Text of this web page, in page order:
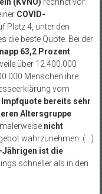
COVID-
Platz 4, unter den
die beste Quote. Bei der
63,2 Prozent
über 12.400.000
Menschen ihre
vom
bereits sehr
Altersgruppe
nicht
wahrzunehmen. (…)
Jährigen ist die
schneller als in den